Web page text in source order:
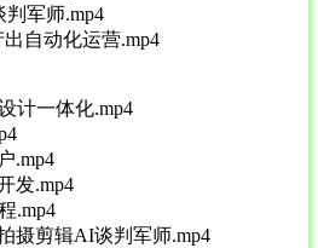
判军师.mp4
出自动化运营.mp4
计一体化.mp4
.mp4
发.mp4
.mp4
摄剪辑AI谈判军师.mp4